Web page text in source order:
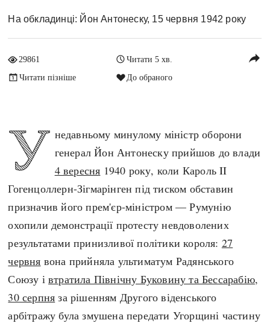
Кримінал
Культура і мистецтво
Людина і суспільство
Наука, освіта і техніка
Політика
Релігія
Розваги і дозвілля
Спорт
Чудеса світу
Україна незалежна
ЗНО
Регіони
Австралія
Азія
Америка
А(нта)рктика
Африка
Античні часи
Пізнє Середньовіччя
Нова історія
Новітня історія
Наш час
Індекси
Нові статті
Популярні статті
Всі статті
Визначальні події
#Хештеги
На обкладинці: Йон Антонеску, 15 червня 1942 року
29861
Читати 5 хв.
Читати пізніше
До обраного
reply
У недавньому минулому міністр оборони
генерал Йон Антонеску прийшов до влади
4 вересня 1940 року, коли Кароль II
Гогенцоллерн-Зігмарінген під тиском обставин
призначив його прем'єр-міністром — Румунію
охопили демонстрації протесту невдоволених
результатами принизливої політики короля: 27
червня вона прийняла ультиматум Радянського
Союзу івтратила Північну Буковину та Бессарабію,
30 серпня за рішенням Другого віденського
арбітражу була змушена передати Угорщині частину